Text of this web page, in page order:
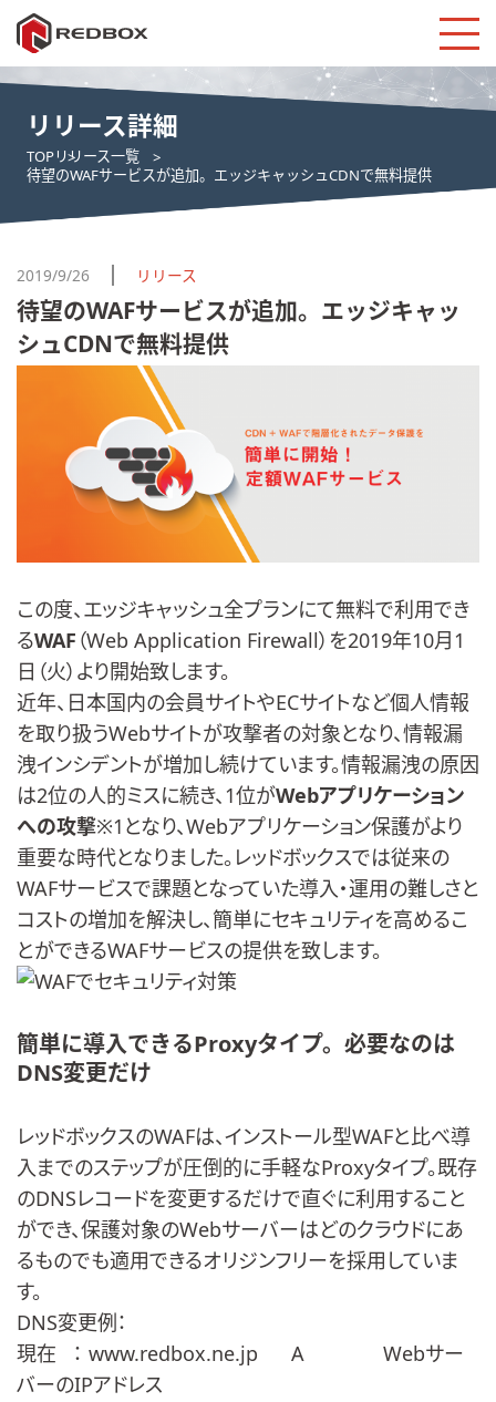
リリース詳細
TOPリリース一覧
待望のWAFサービスが追加。エッジキャッシュCDNで無料提供
2019/9/26 リリース
待望のWAFサービスが追加。エッジキャッ
シュCDNで無料提供
この度、エッジキャッシュ全プランにて無料で利用でき
るWAF （Web Application Firewall）を2019年10月1
日（火）より開始致します。
近年、日本国内の会員サイトやECサイトなど個人情報
を取り扱うWebサイトが攻撃者の対象となり、情報漏
洩インシデントが増加し続けています。情報漏洩の原因
は2位の人的ミスに続き、1位がWebアプリケーション
への攻撃※1となり、Webアプリケーション保護がより
重要な時代となりました。レッドボックスでは従来の
WAFサービスで課題となっていた導入・運用の難しさと
コストの増加を解決し、簡単にセキュリティを高めるこ
とができるWAFサービスの提供を致します。
簡単に導入できるProxyタイプ。必要なのは
DNS変更だけ
レッドボックスのWAFは、インストール型WAFと比べ導
入までのステップが圧倒的に手軽なProxyタイプ。既存
のDNSレコードを変更するだけで直ぐに利用すること
ができ、保護対象のWebサーバーはどのクラウドにあ
るものでも適用できるオリジンフリーを採用していま
す。
DNS変更例：
現在 ： www.redbox.ne.jp A Webサー
バーのIPアドレス